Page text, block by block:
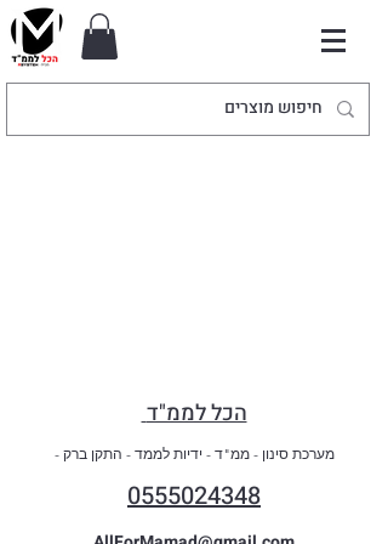
הכל לממ"ד
- מערכת סינון - ממ"ד - ידיות לממד - התקן ברק
0555024348